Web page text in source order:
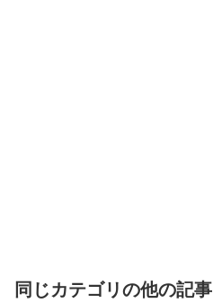
同じカテゴリの他の記事